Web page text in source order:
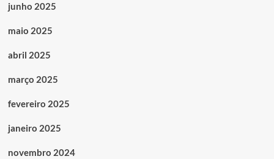
junho 2025
maio 2025
abril 2025
março 2025
fevereiro 2025
janeiro 2025
novembro 2024